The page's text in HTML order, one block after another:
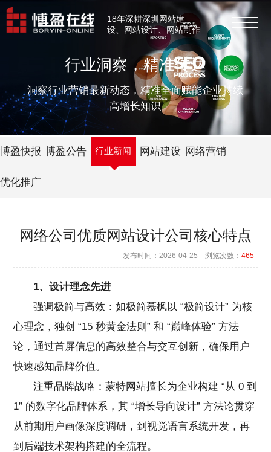
18年深耕深圳网站建
设、网站设计、网站制作
行业洞察，精准传达
洞察行业营销最新动态，精准全面赋能企业持续
高增长知识
博盈快报 博盈公告 行业新闻 网站建设 网络营销
优化推广
网络公司优质网站设计公司核心特点
发布时间：2026-04-25 浏览次数： 465
1、设计理念先进
强调极简与高效：如极简慕枫以 “极简设计” 为核
心理念，独创 “15 秒黄金法则” 和 “巅峰体验” 方法
论，通过首屏信息的高效整合与交互创新，确保用户
快速感知品牌价值。
注重品牌战略：蒙特网站擅长为企业构建 “从 0 到
1” 的数字化品牌体系，其 “增长导向设计” 方法论贯穿
从前期用户画像深度调研，到视觉语言系统开发，再
到后端技术架构搭建的全流程。